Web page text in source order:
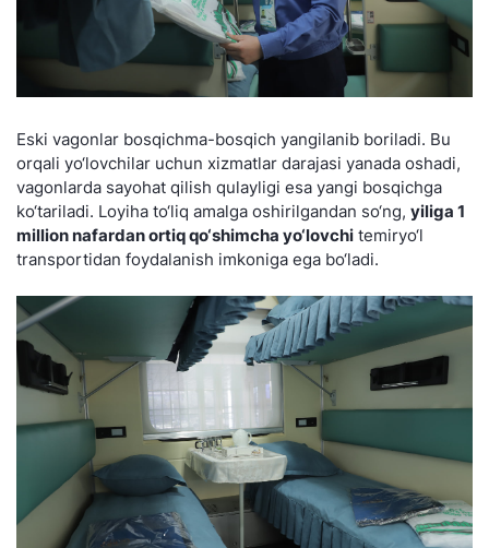
Eski vagonlar bosqichma-bosqich yangilanib boriladi. Bu
orqali yo‘lovchilar uchun xizmatlar darajasi yanada oshadi,
vagonlarda sayohat qilish qulayligi esa yangi bosqichga
ko‘tariladi. Loyiha to‘liq amalga oshirilgandan so‘ng, yiliga 1
million nafardan ortiq qo‘shimcha yo‘lovchi temiryo‘l
transportidan foydalanish imkoniga ega bo‘ladi.